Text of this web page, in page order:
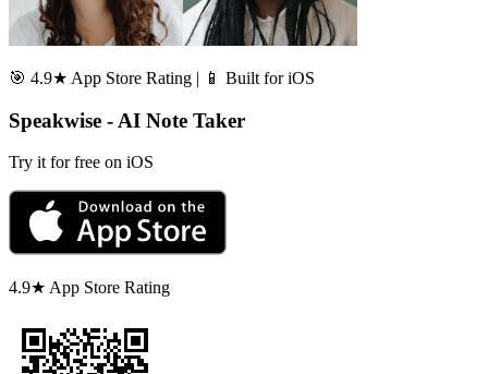
🎯 4.9★ App Store Rating | 📱 Built for iOS
Speakwise - AI Note Taker
Try it for free on iOS
4.9★ App Store Rating